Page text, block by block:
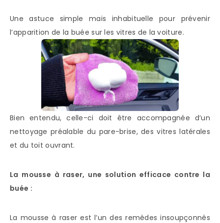
Une astuce simple mais inhabituelle pour prévenir
l’apparition de la buée sur les vitres de la voiture.
Bien entendu, celle-ci doit être accompagnée d’un
nettoyage préalable du pare-brise, des vitres latérales
et du toit ouvrant.
La mousse à raser, une solution efficace contre la
buée :
La mousse à raser est l’un des remèdes insoupçonnés